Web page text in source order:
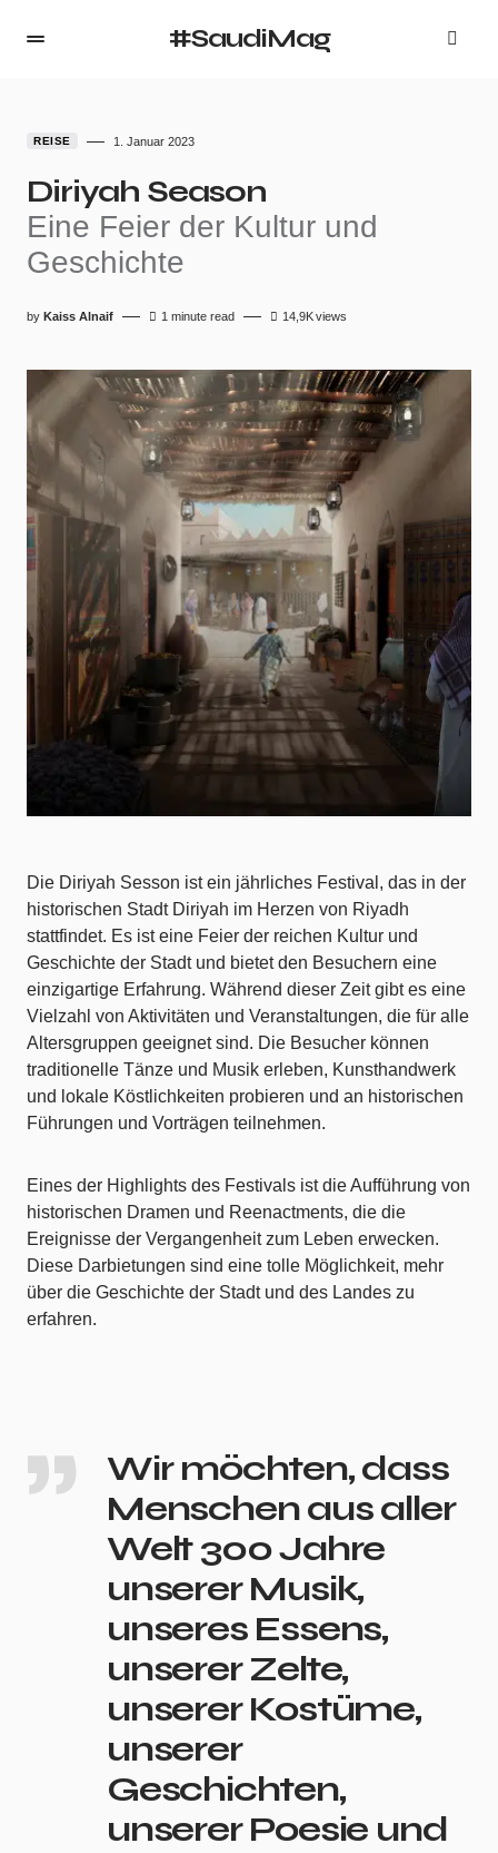
#SaudiMag
REISE 1. Januar 2023
Diriyah Season
Eine Feier der Kultur und
Geschichte
by Kaiss Alnaif 1 minute read 14,9Kviews
Die Diriyah Sesson ist ein jährliches Festival, das in der
historischen Stadt Diriyah im Herzen von Riyadh
stattfindet. Es ist eine Feier der reichen Kultur und
Geschichte der Stadt und bietet den Besuchern eine
einzigartige Erfahrung. Während dieser Zeit gibt es eine
Vielzahl von Aktivitäten und Veranstaltungen, die für alle
Altersgruppen geeignet sind. Die Besucher können
traditionelle Tänze und Musik erleben, Kunsthandwerk
und lokale Köstlichkeiten probieren und an historischen
Führungen und Vorträgen teilnehmen.
Eines der Highlights des Festivals ist die Aufführung von
historischen Dramen und Reenactments, die die
Ereignisse der Vergangenheit zum Leben erwecken.
Diese Darbietungen sind eine tolle Möglichkeit, mehr
über die Geschichte der Stadt und des Landes zu
erfahren.
Wir möchten, dass
Menschen aus aller
Welt 300 Jahre
unserer Musik,
unseres Essens,
unserer Zelte,
unserer Kostüme,
unserer
Geschichten,
unserer Poesie und